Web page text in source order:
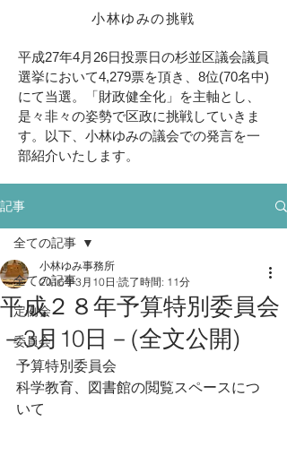
​小林ゆみの挑戦
平成27年4月26日投票日の杉並区議会議員
選挙において4,279票を頂き、8位(70名中)
にて当選。「財政健全化」を主軸とし、
是々非々の姿勢で区政に挑戦していきま
す。以下、小林ゆみの議会での発言を一
部紹介いたします。
記事
全ての記事
定例会
委員会
全ての記事
平成２８年予算特別委員会
－3月10日－(全文公開)
小林ゆみ事務所
2016年3月10日 読了時間: 11分
予算特別委員会
科学教育、図書館の閲覧スペースにつ
いて